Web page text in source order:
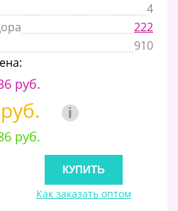
4
222
910
руб.
i
руб.
Как заказать оптом